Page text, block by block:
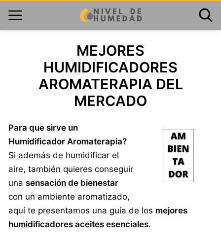
MEJORES
HUMIDIFICADORES
AROMATERAPIA DEL
MERCADO
Para que sirve un
Humidificador Aromaterapia?
Si además de humidificar el
aire, también quieres conseguir
una sensación de bienestar
con un ambiente aromatizado,
aquí te presentamos una guía de los mejores
humidificadores aceites esenciales.